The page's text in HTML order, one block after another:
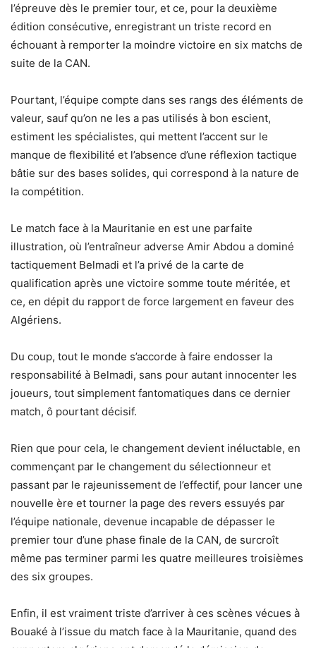
l’épreuve dès le premier tour, et ce, pour la deuxième
édition consécutive, enregistrant un triste record en
échouant à remporter la moindre victoire en six matchs de
suite de la CAN.
Pourtant, l’équipe compte dans ses rangs des éléments de
valeur, sauf qu’on ne les a pas utilisés à bon escient,
estiment les spécialistes, qui mettent l’accent sur le
manque de flexibilité et l’absence d’une réflexion tactique
bâtie sur des bases solides, qui correspond à la nature de
la compétition.
Le match face à la Mauritanie en est une parfaite
illustration, où l’entraîneur adverse Amir Abdou a dominé
tactiquement Belmadi et l’a privé de la carte de
qualification après une victoire somme toute méritée, et
ce, en dépit du rapport de force largement en faveur des
Algériens.
Du coup, tout le monde s’accorde à faire endosser la
responsabilité à Belmadi, sans pour autant innocenter les
joueurs, tout simplement fantomatiques dans ce dernier
match, ô pourtant décisif.
Rien que pour cela, le changement devient inéluctable, en
commençant par le changement du sélectionneur et
passant par le rajeunissement de l’effectif, pour lancer une
nouvelle ère et tourner la page des revers essuyés par
l’équipe nationale, devenue incapable de dépasser le
premier tour d’une phase finale de la CAN, de surcroît
même pas terminer parmi les quatre meilleures troisièmes
des six groupes.
Enfin, il est vraiment triste d’arriver à ces scènes vécues à
Bouaké à l’issue du match face à la Mauritanie, quand des